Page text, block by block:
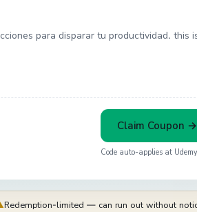
para disparar tu productividad. this
Claim Coupon →
Code auto-applies at Udemy
Redemption-limited — can run out without